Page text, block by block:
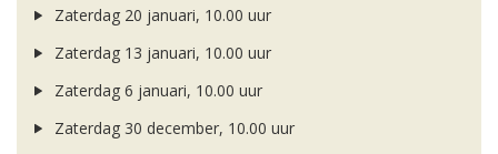
Zaterdag 20 januari, 10.00 uur
Zaterdag 13 januari, 10.00 uur
Zaterdag 6 januari, 10.00 uur
Zaterdag 30 december, 10.00 uur